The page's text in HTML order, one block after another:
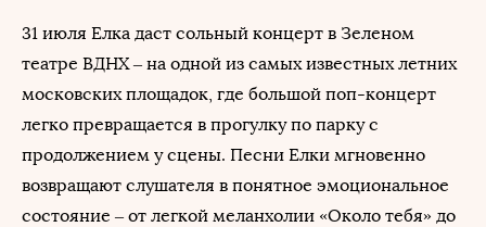
31 июля Елка даст сольный концерт в Зеленом
театре ВДНХ – на одной из самых известных летних
московских площадок, где большой поп-концерт
легко превращается в прогулку по парку с
продолжением у сцены. Песни Елки мгновенно
возвращают слушателя в понятное эмоциональное
состояние – от легкой меланхолии «Около тебя» до